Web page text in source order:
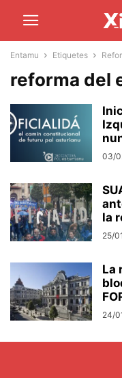
Entamu Etiquetes
reforma del
03/
la
25/
La
24/